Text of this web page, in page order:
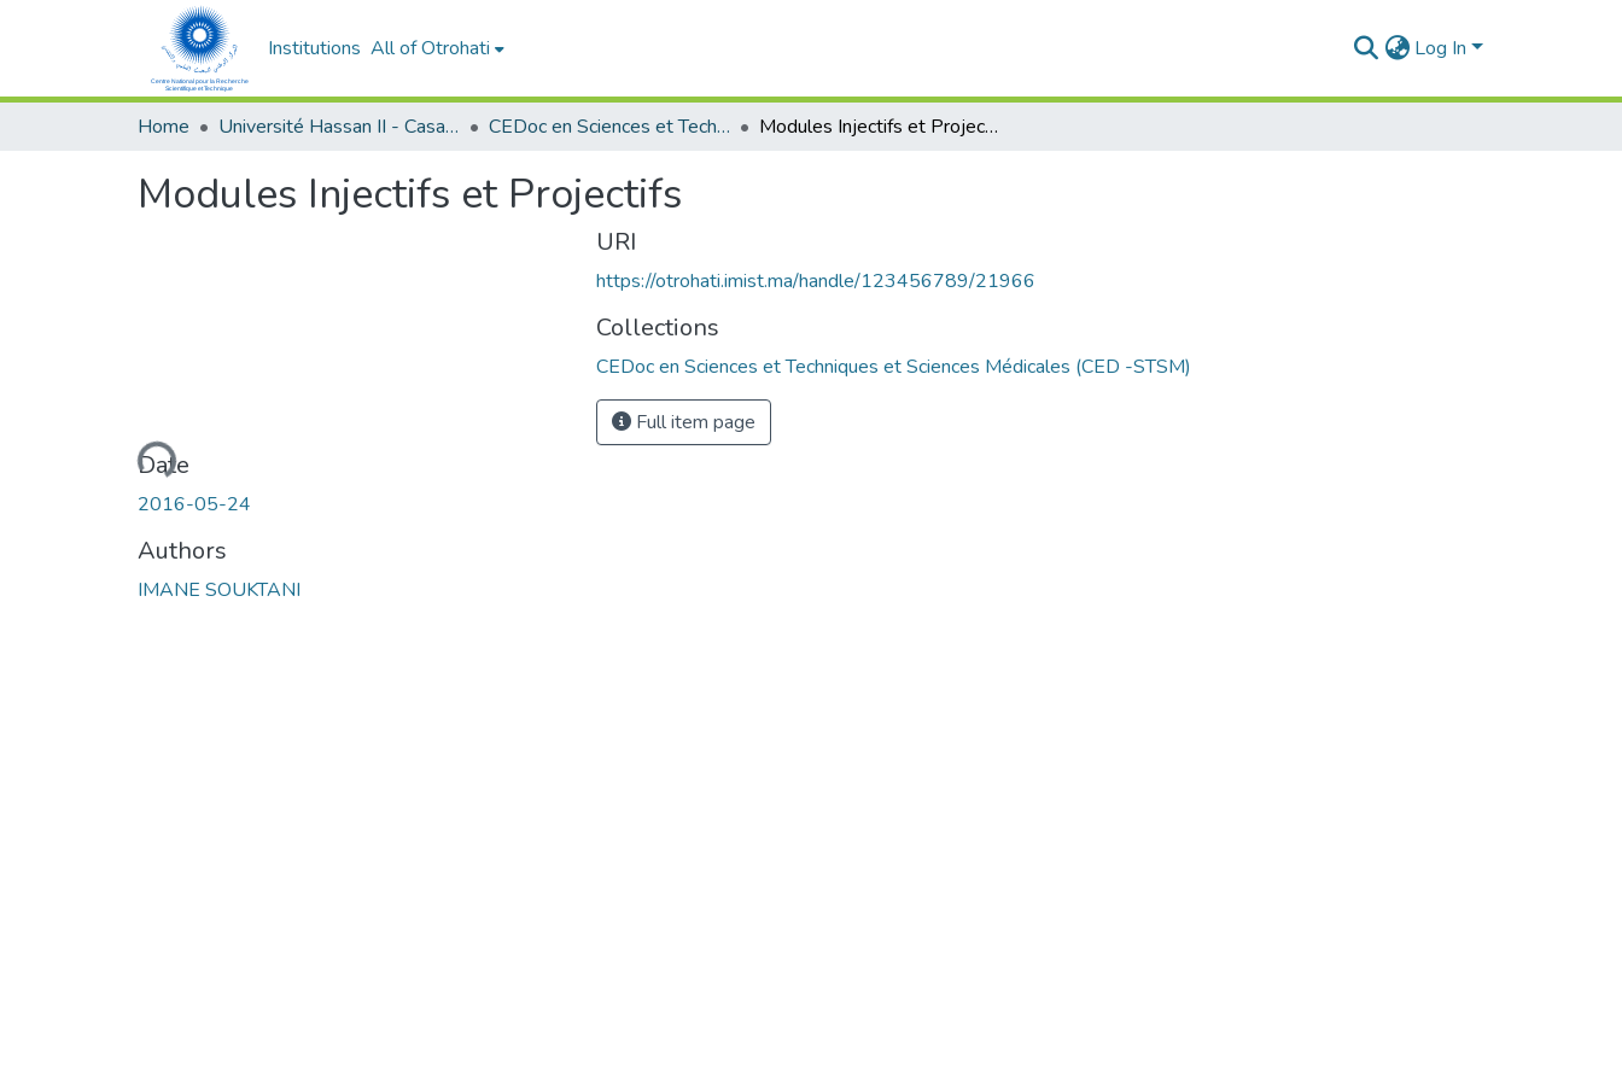
Institutions All of Otrohati Log In
Home Université Hassan II - Casablanca CEDoc en Sciences et Techniques et Sciences Médicales (CED -STSM) Modules Injectifs et Projectifs
Modules Injectifs et Projectifs
Loading...
Date
2016-05-24
Authors
IMANE SOUKTANI
URI
https://otrohati.imist.ma/handle/123456789/21966
Collections
CEDoc en Sciences et Techniques et Sciences Médicales (CED -STSM)
Full item page